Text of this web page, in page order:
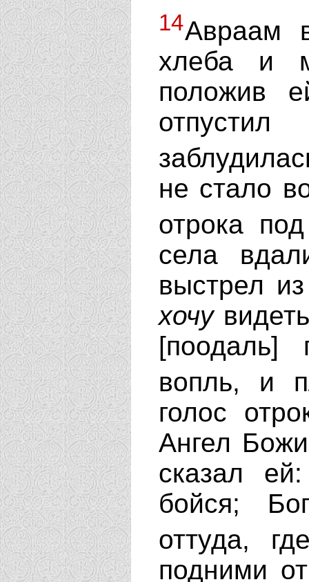
14Авраам
хлеба и
положив
не стало
отрока
села
выстрел
хочу
[поодаль]
вопль, и
голос
Ангел
сказал
бойся;
оттуда,
подними